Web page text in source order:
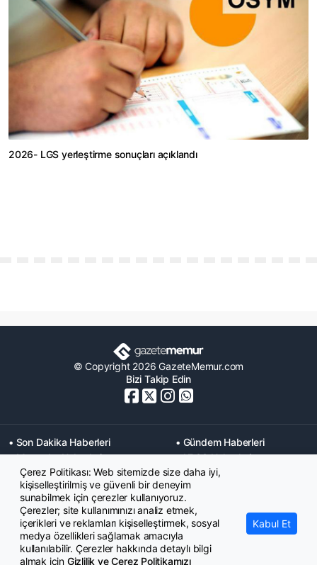
2026- LGS yerleştirme sonuçları açıklandı
© Copyright 2026 GazeteMemur.com
Bizi Takip Edin
• Son Dakika Haberleri
• Gündem Haberleri
• Memurlar Haberleri
• KPSS Haberleri
• Ekonomi Haberleri
• Eğitim Haberleri
• Yaşam Haberleri
• Maaş Verileri Haberleri
• Mahkeme Kararları
Haberleri
Çerez Politikası: Web sitemizde size daha iyi,
kişiselleştirilmiş ve güvenli bir deneyim
sunabilmek için çerezler kullanıyoruz.
Çerezler; site kullanımınızı analiz etmek,
içerikleri ve reklamları kişiselleştirmek, sosyal
medya özellikleri sağlamak amacıyla
kullanılabilir. Çerezler hakkında detaylı bilgi
almak için Gizlilik ve Çerez Politikamızı
Kabul Et